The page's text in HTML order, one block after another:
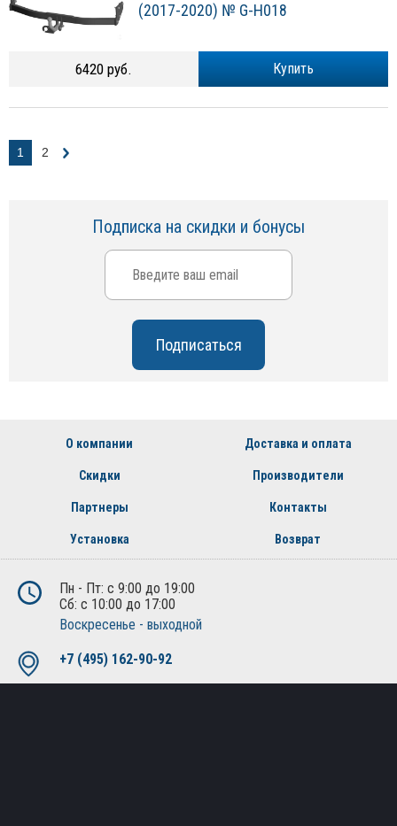
(2017-2020) № G-H018
Купить
6420 руб.
1 2
Подписка на скидки и бонусы
О компании Доставка и оплата
Скидки Производители
Партнеры Контакты
Установка Возврат
Пн - Пт: с 9:00 до 19:00
Сб: с 10:00 до 17:00
Воскресенье - выходной
+7 (495) 162-90-92